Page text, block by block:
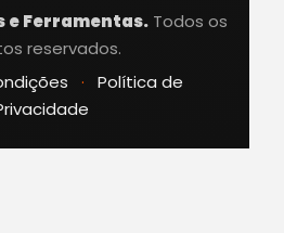
e Ferramentas.Todos os
reservados.
·
Política de